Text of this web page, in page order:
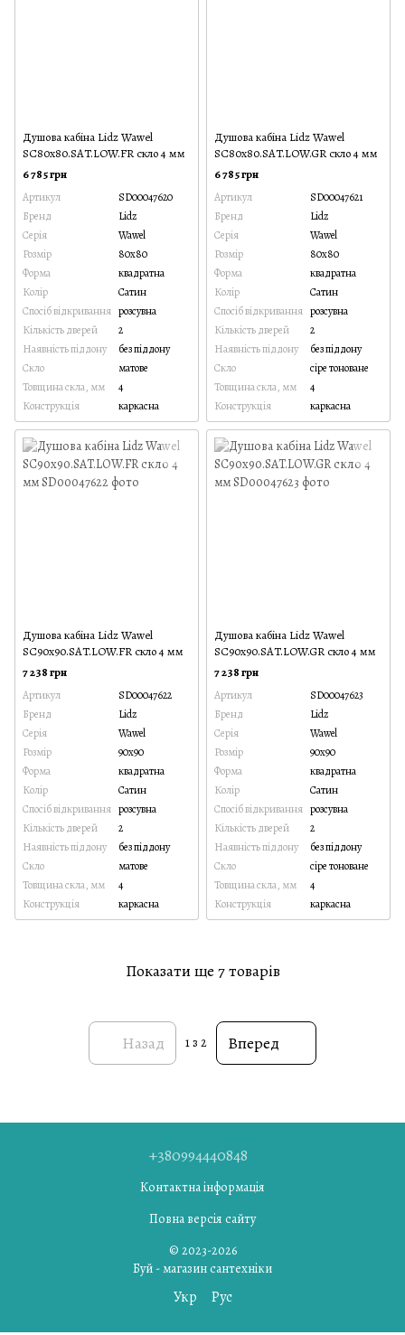
Душова кабіна Lidz Wawel
SC80x80.SAT.LOW.FR скло 4 мм
6 785 грн
Артикул
SD00047620
Бренд
Lidz
Серія
Wawel
Розмір
80x80
Форма
квадратна
Колір
Сатин
Спосіб відкривання розсувна
Кількість дверей
2
Наявність піддону
без піддону
Скло
матове
Товщина скла, мм
4
Конструкція
каркасна
Душова кабіна Lidz Wawel
SC80x80.SAT.LOW.GR скло 4 мм
6 785 грн
Артикул
SD00047621
Бренд
Lidz
Серія
Wawel
Розмір
80x80
Форма
квадратна
Колір
Сатин
Спосіб відкривання розсувна
Кількість дверей
2
Наявність піддону
без піддону
Скло
сіре тоноване
Товщина скла, мм
4
Конструкція
каркасна
Душова кабіна Lidz Wawel
SC90x90.SAT.LOW.FR скло 4 мм
7 238 грн
Артикул
SD00047622
Бренд
Lidz
Серія
Wawel
Розмір
90x90
Форма
квадратна
Колір
Сатин
Спосіб відкривання розсувна
Кількість дверей
2
Наявність піддону
без піддону
Скло
матове
Товщина скла, мм
4
Конструкція
каркасна
Душова кабіна Lidz Wawel
SC90x90.SAT.LOW.GR скло 4 мм
7 238 грн
Артикул
SD00047623
Бренд
Lidz
Серія
Wawel
Розмір
90x90
Форма
квадратна
Колір
Сатин
Спосіб відкривання розсувна
Кількість дверей
2
Наявність піддону
без піддону
Скло
сіре тоноване
Товщина скла, мм
4
Конструкція
каркасна
Показати ще 7 товарів
Назад 1з 2 Вперед
+380994440848
Контактна інформація
Повна версія сайту
© 2023-2026
Буй - магазин сантехніки
Укр Рус